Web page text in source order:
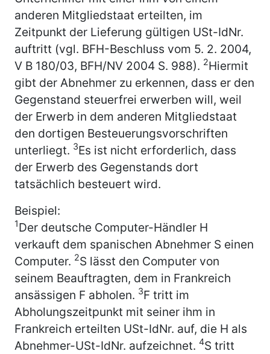
anderen Mitgliedstaat erteilten, im
Zeitpunkt der Lieferung gültigen USt-IdNr.
auftritt (vgl. BFH-Beschluss vom 5. 2. 2004,
V B 180/03, BFH/NV 2004 S. 988). 2Hiermit
gibt der Abnehmer zu erkennen, dass er den
Gegenstand steuerfrei erwerben will, weil
der Erwerb in dem anderen Mitgliedstaat
den dortigen Besteuerungsvorschriften
unterliegt. 3Es ist nicht erforderlich, dass
der Erwerb des Gegenstands dort
tatsächlich besteuert wird.
Beispiel:
1Der deutsche Computer-Händler H
verkauft dem spanischen Abnehmer S einen
Computer. 2S lässt den Computer von
seinem Beauftragten, dem in Frankreich
ansässigen F abholen. 3F tritt im
Abholungszeitpunkt mit seiner ihm in
Frankreich erteilten USt-IdNr. auf, die H als
Abnehmer-USt-IdNr. aufzeichnet. 4S tritt